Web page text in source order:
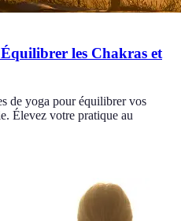
les Chakras et
de yoga pour équilibrer vos
Élevez votre pratique au